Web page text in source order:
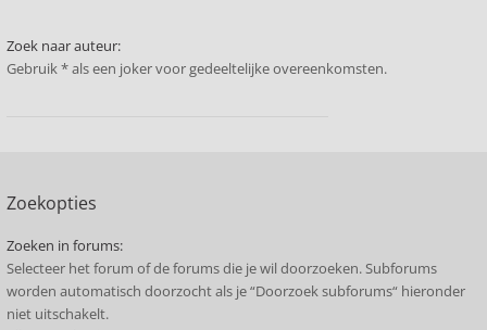
Zoek naar auteur:
Gebruik * als een joker voor gedeeltelijke overeenkomsten.
Zoekopties
Zoeken in forums:
Selecteer het forum of de forums die je wil doorzoeken. Subforums
worden automatisch doorzocht als je “Doorzoek subforums“ hieronder
niet uitschakelt.